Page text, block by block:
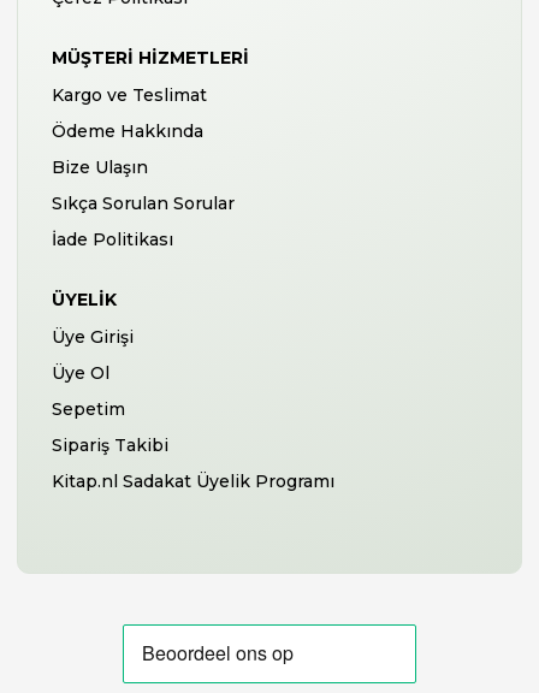
MÜŞTERI HIZMETLERI
Kargo ve Teslimat
Ödeme Hakkında
Bize Ulaşın
Sıkça Sorulan Sorular
İade Politikası
ÜYELIK
Üye Girişi
Üye Ol
Sepetim
Sipariş Takibi
Kitap.nl Sadakat Üyelik Programı